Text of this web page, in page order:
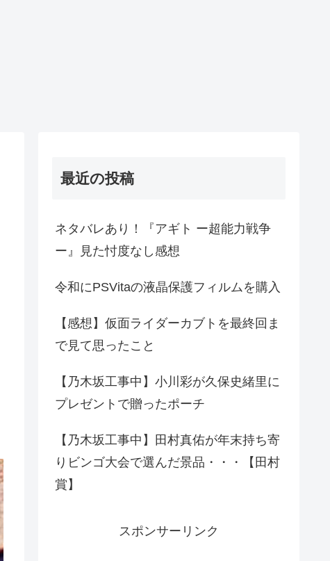
最近の投稿
ネタバレあり！『アギト ー超能力戦争
ー』見た忖度なし感想
令和にPSVitaの液晶保護フィルムを購入
【感想】仮面ライダーカブトを最終回ま
で見て思ったこと
【乃木坂工事中】小川彩が久保史緒里に
プレゼントで贈ったポーチ
【乃木坂工事中】田村真佑が年末持ち寄
りビンゴ大会で選んだ景品・・・【田村
賞】
スポンサーリンク